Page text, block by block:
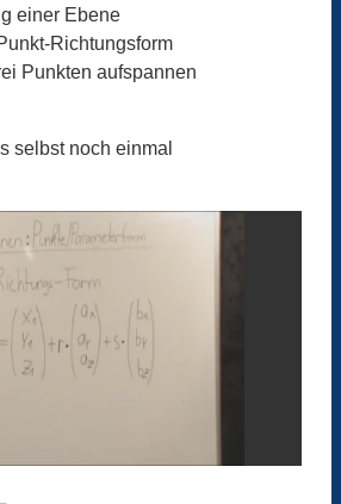
einer Ebene
Richtungsform
Punkten aufspannen
selbst noch einmal